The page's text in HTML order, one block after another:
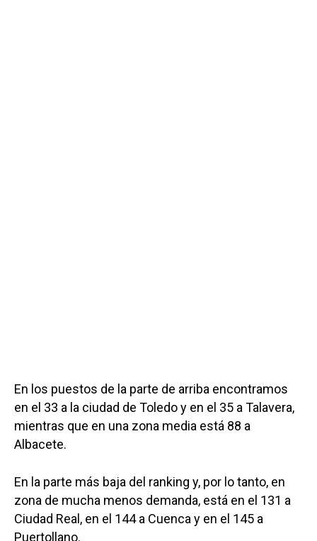
En los puestos de la parte de arriba encontramos
en el 33 a la ciudad de Toledo y en el 35 a Talavera,
mientras que en una zona media está 88 a
Albacete.
En la parte más baja del ranking y, por lo tanto, en
zona de mucha menos demanda, está en el 131 a
Ciudad Real, en el 144 a Cuenca y en el 145 a
Puertollano.